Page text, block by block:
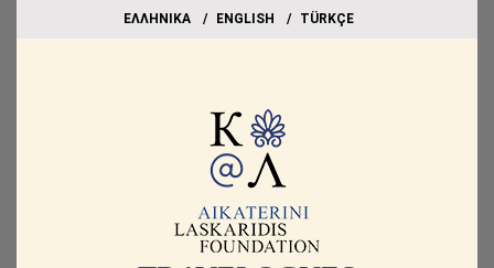
EΛΛΗΝΙΚΑ ΕΝGLISH TÜRKÇE